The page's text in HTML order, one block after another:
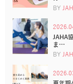
BY
JAHA
ま…
BY